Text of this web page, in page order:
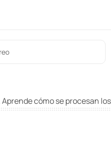
Aprende cómo se procesan